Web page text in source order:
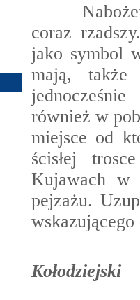
coraz
jako symbol
mają, także
również w
miejsce od
ścisłej
Kujawach w
pejzażu.
Kołodziejski